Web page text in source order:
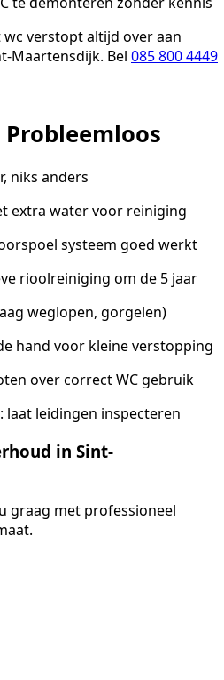
wc verstopt altijd over aan
Maartensdijk. Bel 085 800 4449
niks anders
extra water voor reiniging
systeem goed werkt
rioolreiniging om de 5 jaar
weglopen, gorgelen)
hand voor kleine verstopping
over correct WC gebruik
laat leidingen inspecteren
in Sint-
graag met professioneel